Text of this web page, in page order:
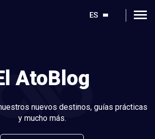
ES
AtoBlog
nuevos destinos, guías prácticas
y mucho más.